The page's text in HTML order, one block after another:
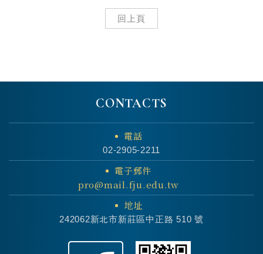
回上頁
CONTACTS
電話
02-2905-2211
電子郵件
pro@mail.fju.edu.tw
地址
242062新北市新莊區中正路 510 號